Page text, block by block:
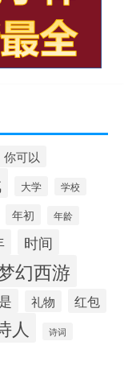
你可以
大学 学校
年初 年龄
时间
幻西游
礼物 红包
人 诗词